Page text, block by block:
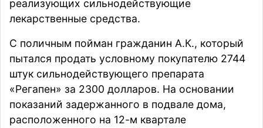
реализующих сильнодействующие
лекарственные средства.
С поличным пойман гражданин А.К., который
пытался продать условному покупателю 2744
штук сильнодействующего препарата
«Регапен» за 2300 долларов. На основании
показаний задержанного в подвале дома,
расположенного на 12-м квартале